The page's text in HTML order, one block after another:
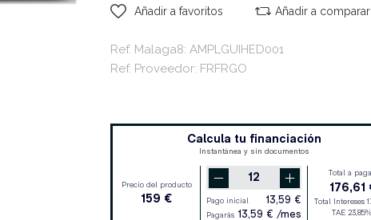
Añadir a favoritos Añadir a comparar
Ref. Malaga8: AMPLGUIHED001
Ref. Proveedor: FRFRGO